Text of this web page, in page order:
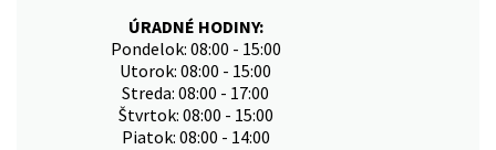
ÚRADNÉ HODINY:
Pondelok: 08:00 - 15:00
Utorok: 08:00 - 15:00
Streda: 08:00 - 17:00
Štvrtok: 08:00 - 15:00
Piatok: 08:00 - 14:00